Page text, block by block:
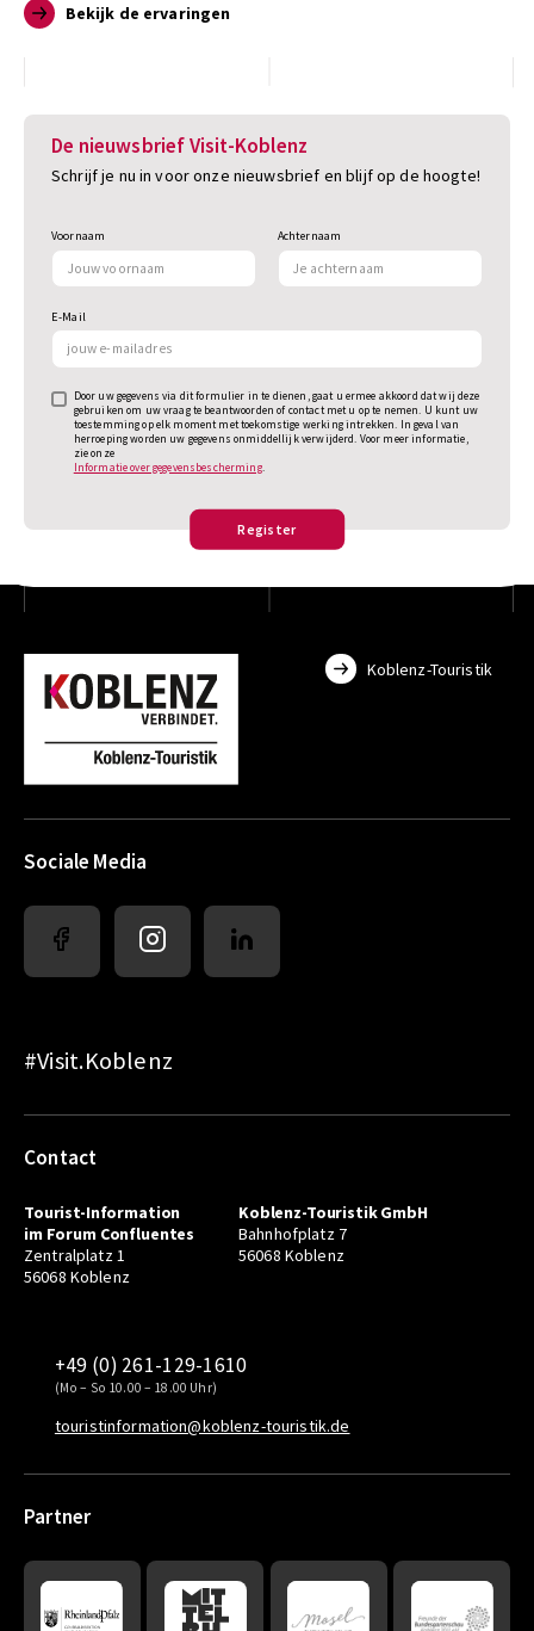
Bekijk de ervaringen
De nieuwsbrief Visit-Koblenz
Schrijf je nu in voor onze nieuwsbrief en blijf op de hoogte!
Voornaam Achternaam
E-Mail
Door uw gegevens via dit formulier in te dienen, gaat u ermee akkoord dat wij deze
gebruiken om uw vraag te beantwoorden of contact met u op te nemen. U kunt uw
toestemming op elk moment met toekomstige werking intrekken. In geval van
herroeping worden uw gegevens onmiddellijk verwijderd. Voor meer informatie,
zie onze
Informatie over gegevensbescherming.
Register
Koblenz-Touristik
Sociale Media
#Visit.Koblenz
Contact
Tourist-Information
im Forum Confluentes
Zentralplatz 1
56068 Koblenz
Koblenz-Touristik GmbH
Bahnhofplatz 7
56068 Koblenz
+49 (0) 261-129-1610
(Mo – So 10.00 – 18.00 Uhr)
touristinformation@koblenz-touristik.de
Partner